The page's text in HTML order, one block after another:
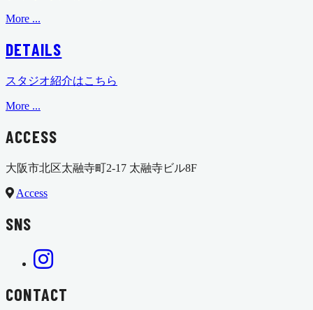
More ...
DETAILS
スタジオ紹介はこちら
More ...
ACCESS
大阪市北区太融寺町2-17 太融寺ビル8F
Access
SNS
CONTACT